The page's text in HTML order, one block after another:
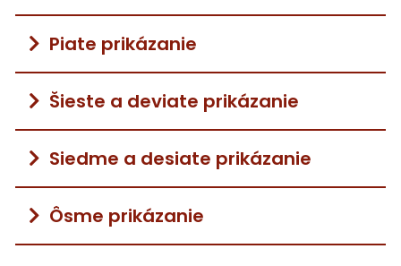
Piate prikázanie
Šieste a deviate prikázanie
Siedme a desiate prikázanie
Ôsme prikázanie